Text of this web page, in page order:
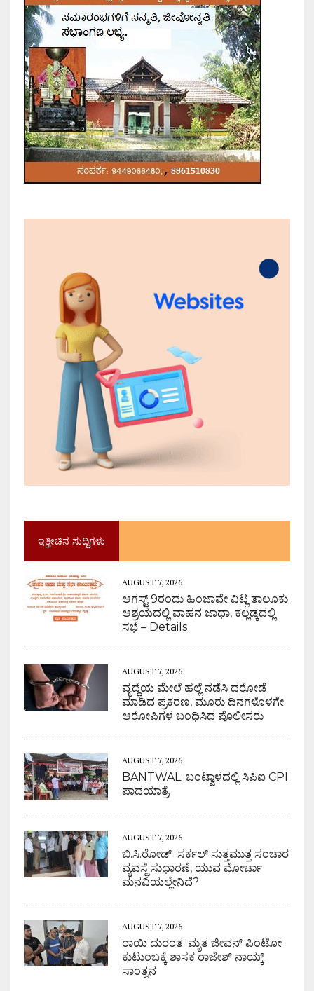
ಇತ್ತೀಚಿನ ಸುದ್ದಿಗಳು
AUGUST 7, 2026
ಆಗಸ್ಟ್ 9ರಂದು ಹಿಂಜಾವೇ ವಿಟ್ಲ ತಾಲೂಕು
ಆಶ್ರಯದಲ್ಲಿ ವಾಹನ ಜಾಥಾ, ಕಲ್ಲಡ್ಕದಲ್ಲಿ
ಸಭೆ – Details
AUGUST 7, 2026
ವೃದ್ಧೆಯ ಮೇಲೆ ಹಲ್ಲೆ ನಡೆಸಿ ದರೋಡೆ
ಮಾಡಿದ ಪ್ರಕರಣ, ಮೂರು ದಿನಗಳೊಳಗೇ
ಆರೋಪಿಗಳ ಬಂಧಿಸಿದ ಪೊಲೀಸರು
AUGUST 7, 2026
BANTWAL: ಬಂಟ್ವಾಳದಲ್ಲಿ ಸಿಪಿಐ CPI
ಪಾದಯಾತ್ರೆ
AUGUST 7, 2026
ಬಿ.ಸಿ.ರೋಡ್ ಸರ್ಕಲ್ ಸುತ್ತಮುತ್ತ ಸಂಚಾರ
ವ್ಯವಸ್ಥೆ ಸುಧಾರಣೆ, ಯುವ ಮೋರ್ಚಾ
ಮನವಿಯಲ್ಲೇನಿದೆ?
AUGUST 7, 2026
ರಾಯಿ ದುರಂತ: ಮೃತ ಜೀವನ್ ಪಿಂಟೋ
ಕುಟುಂಬಕ್ಕೆ ಶಾಸಕ ರಾಜೇಶ್ ನಾಯ್ಕ್
ಸಾಂತ್ವನ